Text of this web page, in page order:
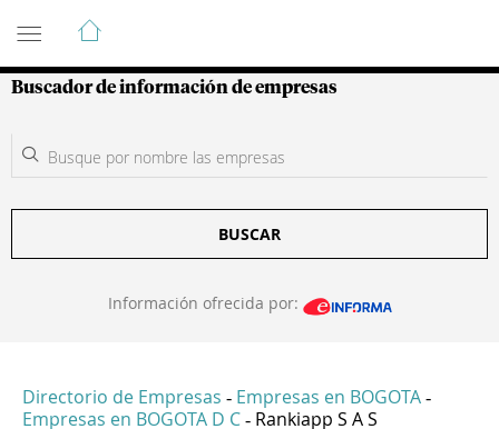
Guía de Empresas Colombianas
Buscador de información de empresas
BUSCAR
Información ofrecida por:
Directorio de Empresas - Empresas en BOGOTA -
Empresas en BOGOTA D C - Rankiapp S A S